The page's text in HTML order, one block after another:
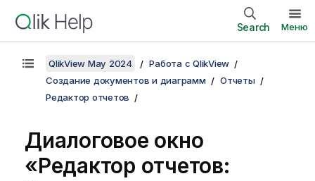
Search Меню
QlikView May 2024
Работа с QlikView
Создание документов и диаграмм
Отчеты
Редактор отчетов
Диалоговое окно
«Редактор отчетов: